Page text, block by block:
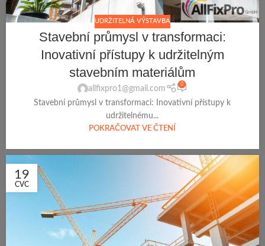
UDRŽITELNÁ VÝSTAVBA
Stavební průmysl v transformaci:
Inovativní přístupy k udržitelným
stavebním materiálům
allfixpro1@gmail.com
0
Stavební průmysl v transformaci: Inovativní přístupy k
udržitelnému...
POKRAČOVAT VE ČTENÍ
19
CVC